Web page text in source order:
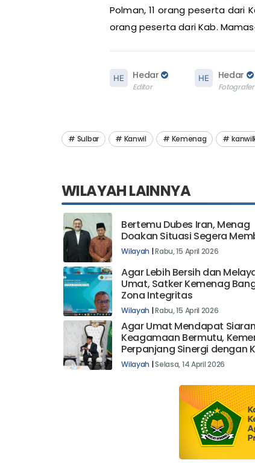
Polman, 11 orang peserta dari
orang peserta dari Kab.
Hedar
Editor
Hedar
Fotografer
Sulbar Kanwil Kemenag
WILAYAH LAINNYA
Bertemu Dubes Iran, Menag
Doakan Situasi Segera
Wilayah |Rabu, 15 April 2026
Agar Lebih Bersih dan
Umat, Satker Kemenag
Zona Integritas
Wilayah |Rabu, 15 April 2026
Agar Umat Mendapat Siaran
Keagamaan Bermutu,
Perpanjang Sinergi dengan
Wilayah |Selasa, 14 April 2026